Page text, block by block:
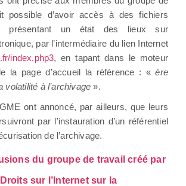
possible d’avoir accès à des fichiers
présentant un état des lieux sur
par l’intermédiaire du lien Internet
index.php3, en tapant dans le moteur
la page d’accueil la référence : «ère
volatilité à l’archivage ».
ont annoncé, par ailleurs, que leurs
par l’instauration d’un référentiel
de l’archivage.
du groupe de travail créé par
sur l’Internet sur la